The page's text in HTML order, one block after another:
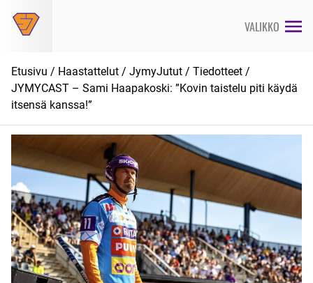
suoraan
VALIKKO
Etusivu / Haastattelut / JymyJutut / Tiedotteet /
JYMYCAST – Sami Haapakoski: ”Kovin taistelu piti käydä
itsensä kanssa!”